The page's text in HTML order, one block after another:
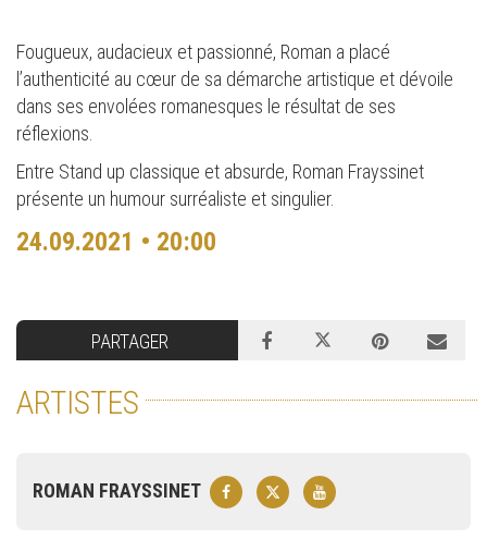
Fougueux, audacieux et passionné, Roman a placé
l’authenticité au cœur de sa démarche artistique et dévoile
dans ses envolées romanesques le résultat de ses
réflexions.
Entre Stand up classique et absurde, Roman Frayssinet
présente un humour surréaliste et singulier.
24.09.2021 • 20:00
PARTAGER
ARTISTES
ROMAN FRAYSSINET